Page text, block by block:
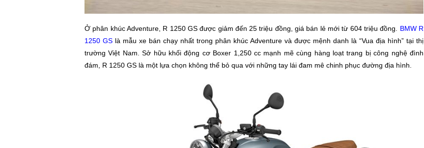
Ở phân khúc Adventure, R 1250 GS được giảm đến 25 triệu đồng, giá bán lẻ mới từ 604 triệu đồng. BMW R
1250 GS là mẫu xe bán chạy nhất trong phân khúc Adventure và được mệnh danh là “Vua địa hình” tại thị
trường Việt Nam. Sở hữu khối động cơ Boxer 1,250 cc mạnh mẽ cùng hàng loạt trang bị công nghệ đình
đám, R 1250 GS là một lựa chọn không thể bỏ qua với những tay lái đam mê chinh phục đường địa hình.